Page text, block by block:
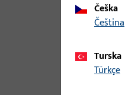
Češka
čeština
Turska
Türkçe